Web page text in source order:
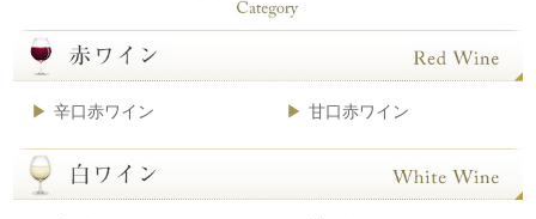
辛口赤ワイン 甘口赤ワイン